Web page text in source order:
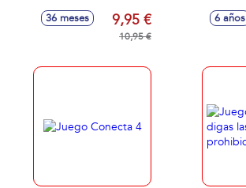
36 meses 9,95 €
10,95 €
6 años